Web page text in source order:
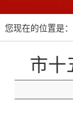
您现在的位置是：
市十